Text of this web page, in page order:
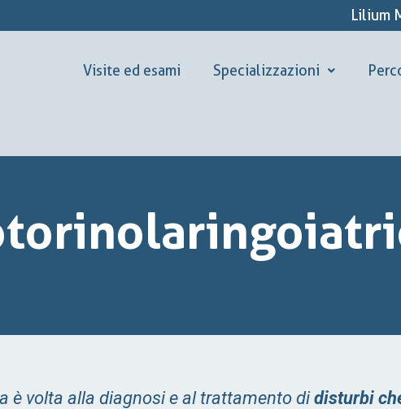
Lilium
Visite ed esami Specializzazioni
è volta alla diagnosi e al trattamento di disturbi